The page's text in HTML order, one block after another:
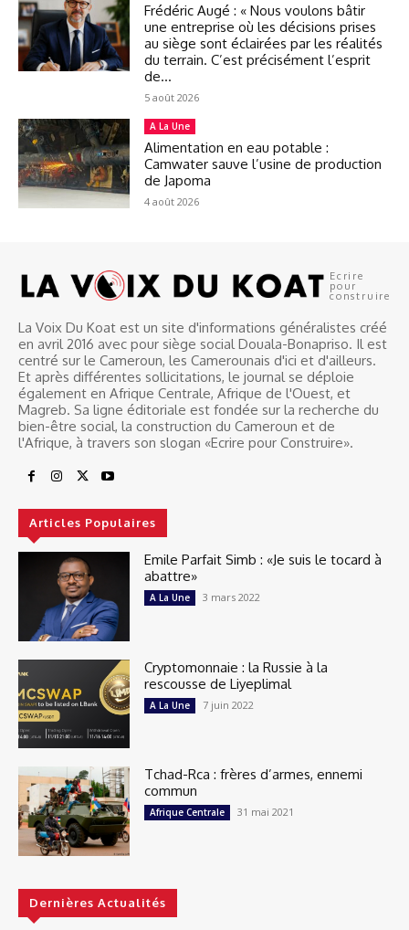
Frédéric Augé : « Nous voulons bâtir
une entreprise où les décisions prises
au siège sont éclairées par les réalités
du terrain. C’est précisément l’esprit
de...
5 août 2026
A La Une
Alimentation en eau potable :
Camwater sauve l’usine de production
de Japoma
4 août 2026
Ecrire
pour
construire
La Voix Du Koat est un site d'informations généralistes créé
en avril 2016 avec pour siège social Douala-Bonapriso. Il est
centré sur le Cameroun, les Camerounais d'ici et d'ailleurs.
Et après différentes sollicitations, le journal se déploie
également en Afrique Centrale, Afrique de l'Ouest, et
Magreb. Sa ligne éditoriale est fondée sur la recherche du
bien-être social, la construction du Cameroun et de
l'Afrique, à travers son slogan «Ecrire pour Construire».
Articles Populaires
Emile Parfait Simb : «Je suis le tocard à
abattre»
A La Une 3 mars 2022
Cryptomonnaie : la Russie à la
rescousse de Liyeplimal
A La Une 7 juin 2022
Tchad-Rca : frères d’armes, ennemi
commun
Afrique Centrale 31 mai 2021
Dernières Actualités